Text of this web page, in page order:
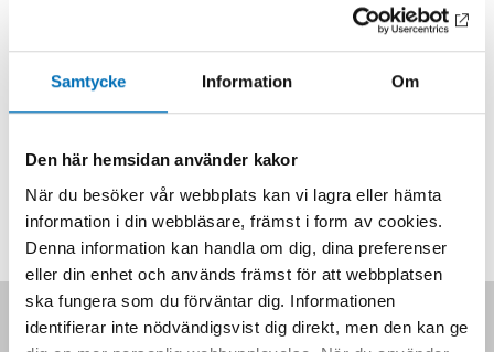
Samtycke Information Om
Den här hemsidan använder kakor
När du besöker vår webbplats kan vi lagra eller hämta
information i din webbläsare, främst i form av cookies.
Denna information kan handla om dig, dina preferenser
eller din enhet och används främst för att webbplatsen
ska fungera som du förväntar dig. Informationen
identifierar inte nödvändigsvist dig direkt, men den kan ge
Nordic Alcohol and Drug Researchers’ Assembly (NADRA)
Händelsedetaljer
Följ oss på sociala medier: